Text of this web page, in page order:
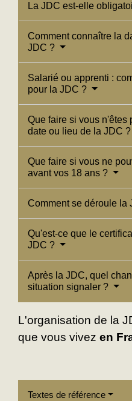
La JDC est-elle
Comment connaître la
JDC ?
Salarié ou apprenti :
pour la JDC ?
Que faire si vous n'êtes
date ou lieu de la JDC ?
Que faire si vous ne
avant vos 18 ans ?
Comment se déroule la
Qu'est-ce que le
JDC ?
Après la JDC, quel
situation signaler ?
L'organisation de la
que vous vivez en
Textes de référence